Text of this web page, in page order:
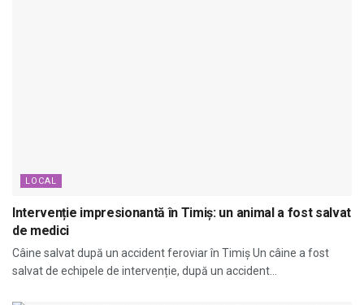
LOCAL
Intervenție impresionantă în Timiș: un animal a fost salvat
de medici
Câine salvat după un accident feroviar în Timiș Un câine a fost
salvat de echipele de intervenție, după un accident...